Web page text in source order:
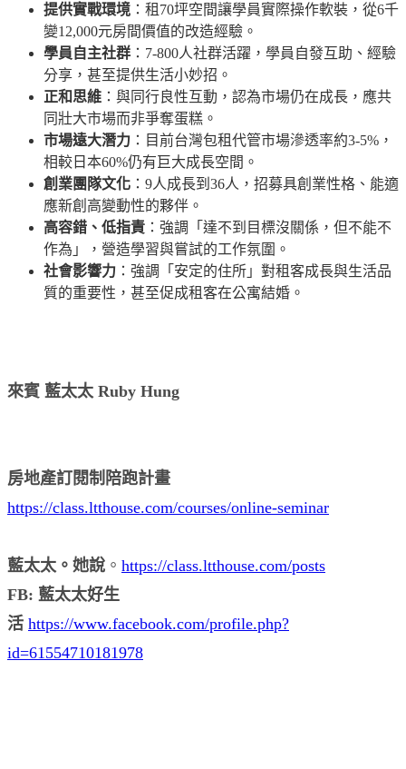
提供實戰環境 ：租70坪空間讓學員實際操作軟裝，從6千
變12,000元房間價值的改造經驗。
學員自主社群 ：7-800人社群活躍，學員自發互助、經驗
分享，甚至提供生活小妙招。
正和思維 ：與同行良性互動，認為市場仍在成長，應共
同壯大市場而非爭奪蛋糕。
市場遠大潛力 ：目前台灣包租代管市場滲透率約3-5%，
相較日本60%仍有巨大成長空間。
創業團隊文化 ：9人成長到36人，招募具創業性格、能適
應新創高變動性的夥伴。
高容錯、低指責 ：強調「達不到目標沒關係，但不能不
作為」，營造學習與嘗試的工作氛圍。
社會影響力 ：強調「安定的住所」對租客成長與生活品
質的重要性，甚至促成租客在公寓結婚。
來賓 藍太太 Ruby Hung
房地產訂閱制陪跑計畫
https://class.ltthouse.com/courses/online-seminar
藍太太。她說 。 https://class.ltthouse.com/posts
FB: 藍太太好生
活 https://www.facebook.com/profile.php?
id=61554710181978